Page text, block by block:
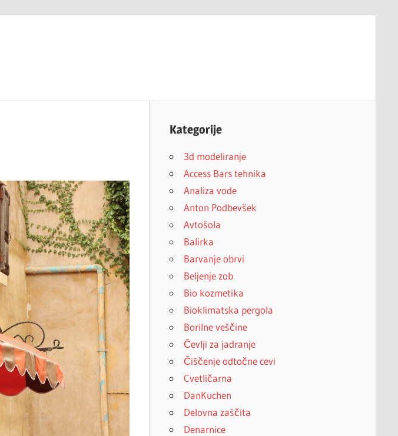
Kategorije
3d modeliranje
Access Bars tehnika
Analiza vode
Anton Podbevšek
Avtošola
Balirka
Barvanje obrvi
Beljenje zob
Bio kozmetika
Bioklimatska pergola
Borilne veščine
Čevlji za jadranje
Čiščenje odtočne cevi
Cvetličarna
DanKuchen
Delovna zaščita
Denarnice